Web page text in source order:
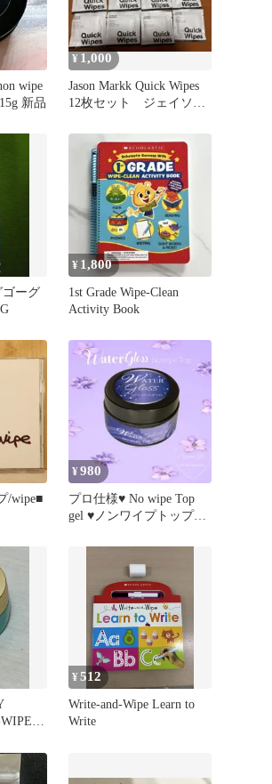
wipe
新品
¥ 1,000
Jason Markk Quick Wipes
12枚セット ジェイソン
ーグ
¥ 1,800
1st Grade Wipe-Clean
Activity Book
/wipe■
¥980
プロ仕様♥ No wipe Top
gel ♥ノンワイプトップコ
¥512
Write-and-Wipe Learn to
Write